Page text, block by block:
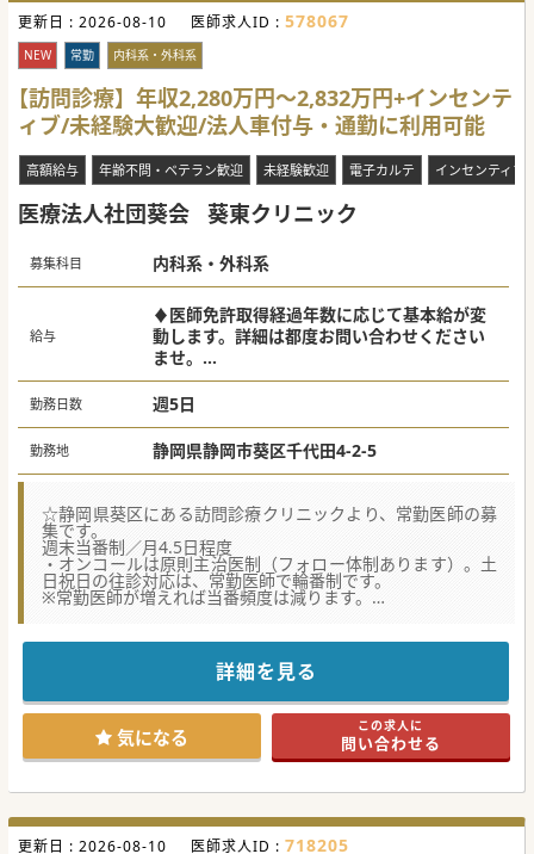
更新日 : 2026-08-10 医師求人ID : 578067
NEW 常勤 内科系・外科系
【訪問診療】年収2,280万円～2,832万円+インセンテ
ィブ/未経験大歓迎/法人車付与・通勤に利用可能
高額給与 年齢不問・ベテラン歓迎 未経験歓迎 電子カルテ インセンティブ
医療法人社団葵会 葵東クリニック
募集科目 内科系・外科系
給与
♦医師免許取得経過年数に応じて基本給が変
動します。詳細は都度お問い合わせください
ませ。
入職時 [10年]2,280万円～[30年］2,832万円
(運転手当含む)
院長就任時[10年]2,640万円～[30年]3,192万
円(運転手当含む)
☆オンコール手当･緊急対応手当等、別途イン
勤務日数 週5日
勤務地 静岡県静岡市葵区千代田4-2-5
☆静岡県葵区にある訪問診療クリニックより、常勤医師の募
集です。
週末当番制／月4.5日程度
・オンコールは原則主治医制（フォロー体制あります）。土
日祝日の往診対応は、常勤医師で輪番制です。
※常勤医師が増えれば当番頻度は減ります。
・時間外（平日夜間）についての1stコールはコールセンタ
☆電子カルテ（モバカル）は入職後に研修ございますのでご
★☆コンサルタントからのメッセージ★☆
静岡市葵区にございます、大手法人の訪問診療クリニックで
一般的な内科診療が出来れば専門は問わず、訪問診療が未経
験の医師にもおすすめです。
る仕組みを構築しております。
詳細を見る
気になる この求人に
問い合わせる
更新日 : 2026-08-10 医師求人ID : 718205